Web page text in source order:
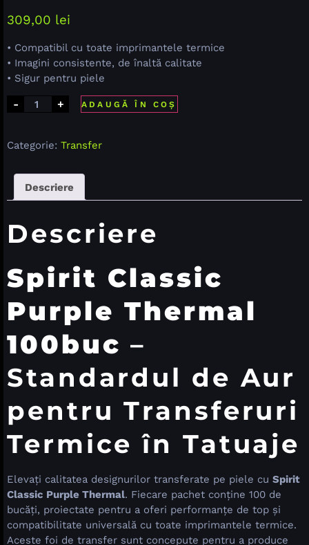
309,00 lei
• Compatibil cu toate imprimantele termice
• Imagini consistente, de înaltă calitate
• Sigur pentru piele
- + ADAUGĂ ÎN COȘ
Categorie: Transfer
Descriere
Descriere
Spirit Classic
Purple Thermal
100buc –
Standardul de Aur
pentru Transferuri
Termice în Tatuaje
Elevați calitatea designurilor transferate pe piele cu Spirit
Classic Purple Thermal. Fiecare pachet conține 100 de
bucăți, proiectate pentru a oferi performanțe de top și
compatibilitate universală cu toate imprimantele termice.
Aceste foi de transfer sunt concepute pentru a produce